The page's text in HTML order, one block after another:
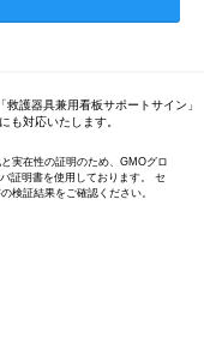
護器具兼用看板サポートサイン」
も対応いたします。
実在性の証明のため、GMOグロ
証明書を使用しております。 セ
検証結果をご確認ください。